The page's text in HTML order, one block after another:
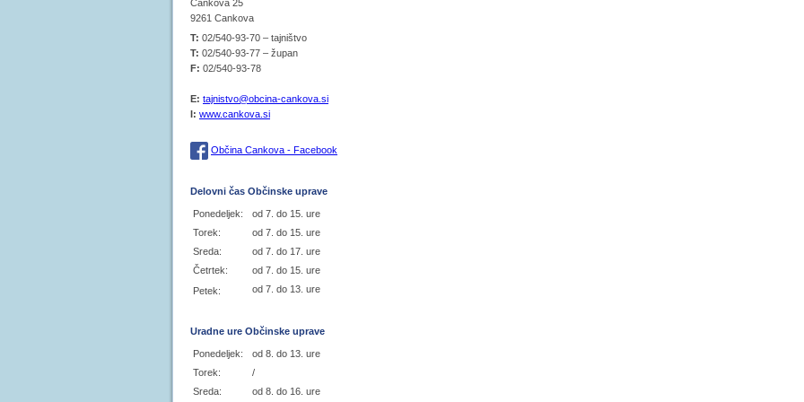
Cankova 25
9261 Cankova
T: 02/540-93-70 – tajništvo
T: 02/540-93-77 – župan
F: 02/540-93-78
E: tajnistvo@obcina-cankova.si
I: www.cankova.si
Občina Cankova - Facebook
Delovni čas Občinske uprave
Ponedeljek:
od 7. do 15. ure
Torek:
od 7. do 15. ure
Sreda:
od 7. do 17. ure
Četrtek:
od 7. do 15. ure
Petek:
od 7. do 13. ure
Uradne ure Občinske uprave
Ponedeljek:
od 8. do 13. ure
Torek:
/
Sreda:
od 8. do 16. ure